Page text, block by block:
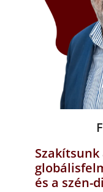
Szakítsunk
és a szén-